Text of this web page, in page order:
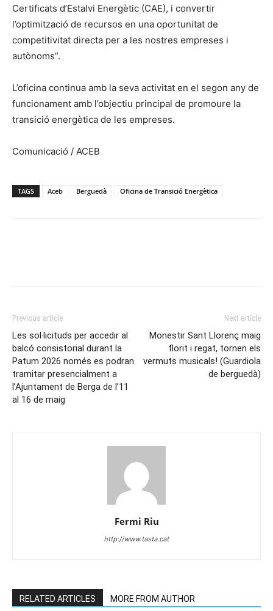
Certificats d’Estalvi Energètic (CAE), i convertir
l’optimització de recursos en una oportunitat de
competitivitat directa per a les nostres empreses i
autònoms”.
L’oficina continua amb la seva activitat en el segon any de
funcionament amb l’objectiu principal de promoure la
transició energètica de les empreses.
Comunicació / ACEB
TAGS Aceb Berguedà Oficina de Transició Energètica
Previous article
Les sol·licituds per accedir al
balcó consistorial durant la
Patum 2026 només es podran
tramitar presencialment a
l’Ajuntament de Berga de l’11
al 16 de maig
Next article
Monestir Sant Llorenç maig
florit i regat, tornen els
vermuts musicals! (Guardiola
de berguedà)
Fermi Riu
http://www.tasta.cat
RELATED ARTICLES MORE FROM AUTHOR